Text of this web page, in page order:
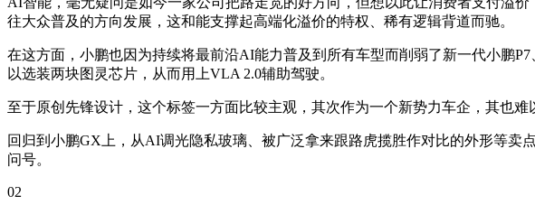
往大众普及的方向发展，这和能支撑起高端化溢价的特权、稀有逻辑背道而驰。
在这方面，小鹏也因为持续将最前沿AI能力普及到所有车型而削弱了新一代小鹏
以选装两块图灵芯片，从而用上VLA 2.0辅助驾驶。
至于原创先锋设计，这个标签一方面比较主观，其次作为一个新势力车企，其也
回归到小鹏GX上，从AI调光隐私玻璃、被广泛拿来跟路虎揽胜作对比的外形等
问号。
02